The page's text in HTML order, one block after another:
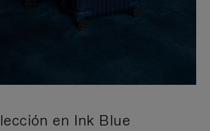
en Ink Blue